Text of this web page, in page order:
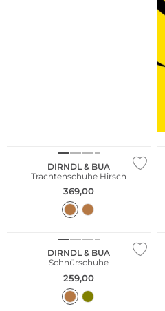
DIRNDL & BUA
Trachtenschuhe Hirsch
369,00
DIRNDL & BUA
Schnürschuhe
259,00